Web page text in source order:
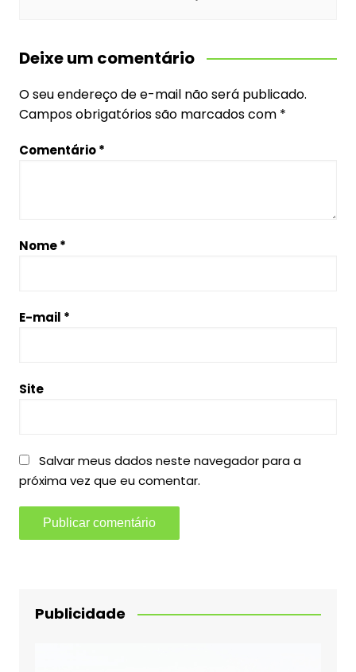
Deixe um comentário
O seu endereço de e-mail não será publicado.
Campos obrigatórios são marcados com *
Comentário*
Nome*
E-mail *
Site
Salvar meus dados neste navegador para a
próxima vez que eu comentar.
Publicidade